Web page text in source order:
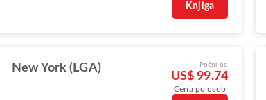
Knjiga
New York (LGA) Počni od
US$ 99.74
Cena po osobi